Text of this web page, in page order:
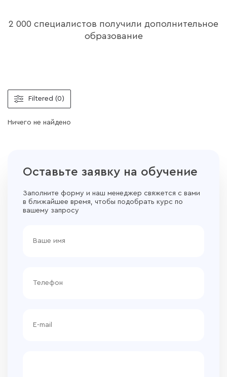
2 000 специалистов получили дополнительное
образование
Filtered (0)
Ничего не найдено
Оставьте заявку на обучение
Заполните форму и наш менеджер свяжется с вами
в ближайшее время, чтобы подобрать курс по
вашему запросу